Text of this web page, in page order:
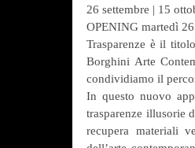
26 settembre | 15
OPENING martedì
Trasparenze è il
Borghini Arte
condividiamo il
In questo nuovo
trasparenze illusorie
recupera materiali